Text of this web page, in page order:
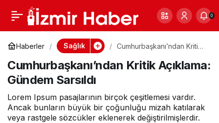
0
Haberler Sağlık
Cumhurbaşkanı’ndan Kritik
Cumhurbaşkanı’ndan Kritik Açıklama:
Gündem Sarsıldı
Lorem Ipsum pasajlarının birçok çeşitlemesi vardır.
Ancak bunların büyük bir çoğunluğu mizah katılarak
veya rastgele sözcükler eklenerek değiştirilmişlerdir.
Muhalefet Liderinden
Erken Seçim Çağrısı
0 Paylaş